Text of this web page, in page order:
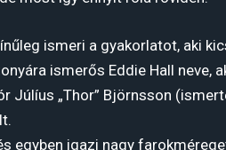
ismeri a gyakorlatot, aki
ismerős Eddie Hall neve,
Júlíus „Thor” Björnsson
egyben igazi nagy